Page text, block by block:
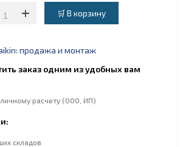
+
продажа и монтаж
заказ одним из удобных вам
расчету (ООО, ИП)
складов